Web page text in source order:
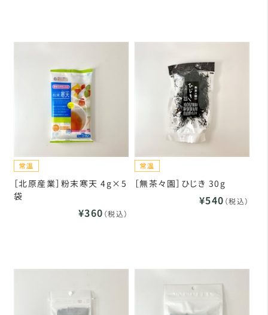
［北原産業］粉末寒天 4g×5
袋
¥360 （税込）
［無茶々園］ひじき 30g
¥540 （税込）